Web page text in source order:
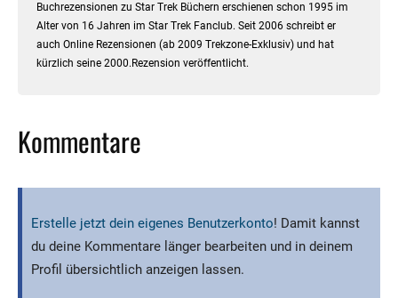
Buchrezensionen zu Star Trek Büchern erschienen schon 1995 im
Alter von 16 Jahren im Star Trek Fanclub. Seit 2006 schreibt er
auch Online Rezensionen (ab 2009 Trekzone-Exklusiv) und hat
kürzlich seine 2000.Rezension veröffentlicht.
Kommentare
Erstelle jetzt dein eigenes Benutzerkonto! Damit kannst
du deine Kommentare länger bearbeiten und in deinem
Profil übersichtlich anzeigen lassen.